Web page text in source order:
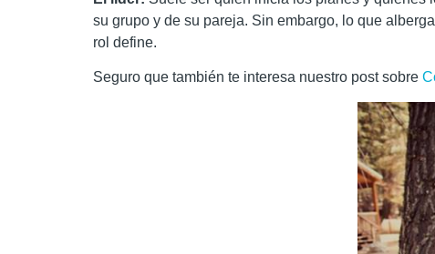
su grupo y de su pareja. Sin embargo, lo que
rol define.
Seguro que también te interesa nuestro post sobre